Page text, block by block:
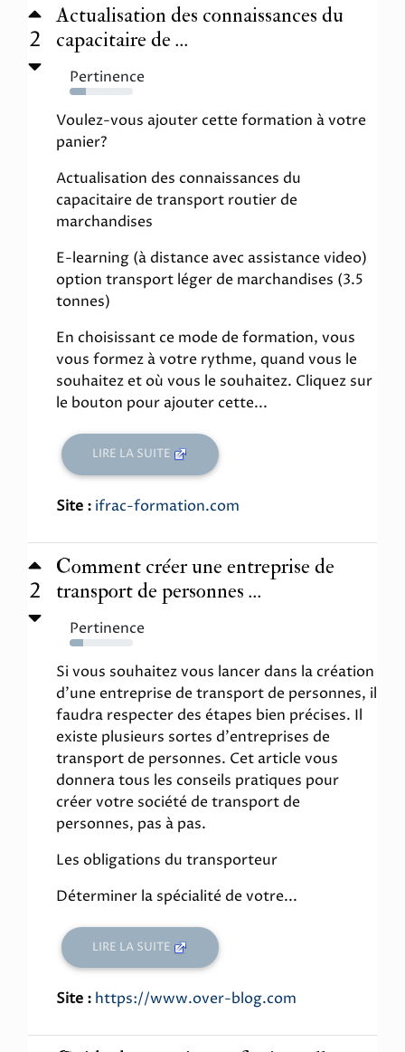
2
Actualisation des connaissances du
capacitaire de ...
Pertinence
25%
Voulez-vous ajouter cette formation à votre
panier?
Actualisation des connaissances du
capacitaire de transport routier de
marchandises
E-learning (à distance avec assistance video)
option transport léger de marchandises (3.5
tonnes)
En choisissant ce mode de formation, vous
vous formez à votre rythme, quand vous le
souhaitez et où vous le souhaitez. Cliquez sur
le bouton pour ajouter cette...
LIRE LA SUITE
Site : ifrac-formation.com
2
Comment créer une entreprise de
transport de personnes ...
Pertinence
21%
Si vous souhaitez vous lancer dans la création
d'une entreprise de transport de personnes, il
faudra respecter des étapes bien précises. Il
existe plusieurs sortes d'entreprises de
transport de personnes. Cet article vous
donnera tous les conseils pratiques pour
créer votre société de transport de
personnes, pas à pas.
Les obligations du transporteur
Déterminer la spécialité de votre...
LIRE LA SUITE
Site : https://www.over-blog.com